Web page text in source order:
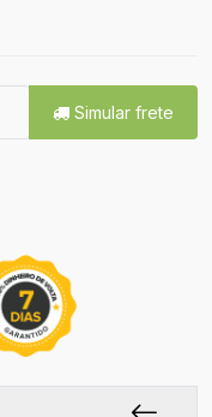
Simular frete